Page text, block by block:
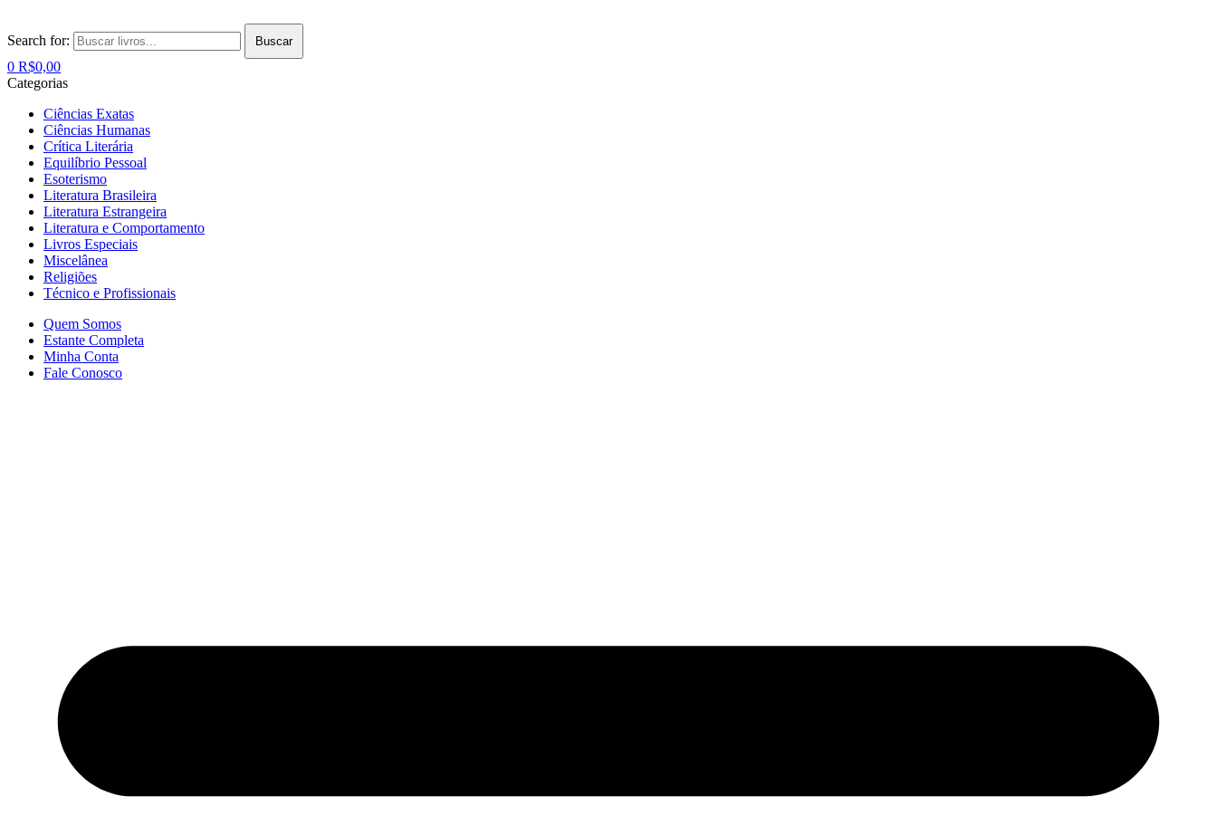
Search for: Buscar
0 R$0,00
Categorias
Ciências Exatas
Ciências Humanas
Crítica Literária
Equilíbrio Pessoal
Esoterismo
Literatura Brasileira
Literatura Estrangeira
Literatura e Comportamento
Livros Especiais
Miscelânea
Religiões
Técnico e Profissionais
Quem Somos
Estante Completa
Minha Conta
Fale Conosco